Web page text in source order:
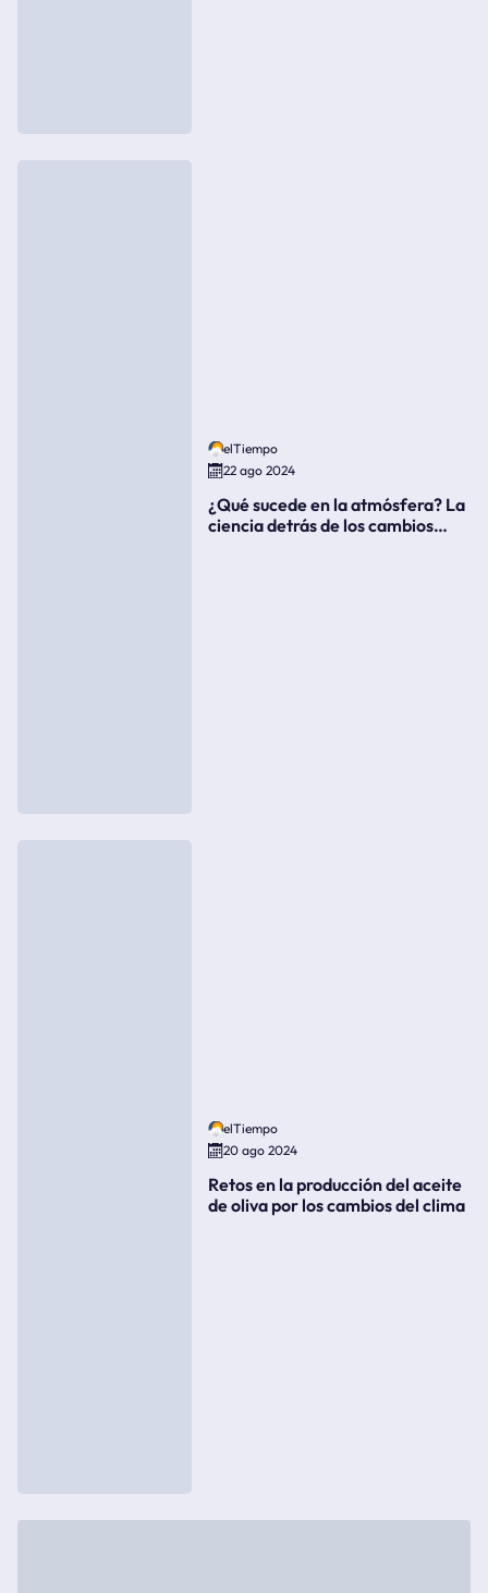
elTiempo
22 ago 2024
¿Qué sucede en la atmósfera? La
ciencia detrás de los cambios
elTiempo
20 ago 2024
Retos en la producción del aceite
de oliva por los cambios del clima